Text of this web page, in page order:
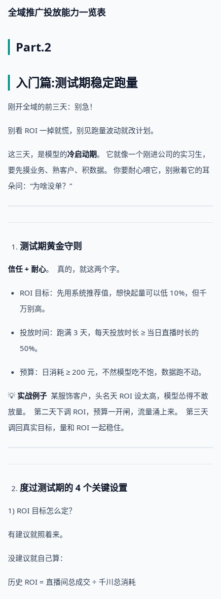
全域推广投放能力一览表
Part.2
入门篇:测试期稳定跑量
刚开全域的前三天：别急！
别看 ROI 一掉就慌，别见跑量波动就改计划。
这三天，是模型的冷启动期。 它就像一个刚进公司的实习生，
要先摸业务、熟客户、积数据。 你要耐心喂它，别揪着它的耳
朵问：“为啥没单？”
测试期黄金守则
信任 + 耐心。 真的，就这两个字。
ROI 目标：先用系统推荐值，想快起量可以低 10%，但千
万别高。
投放时间：跑满 3 天，每天投放时长 ≥ 当日直播时长的
50%。
预算：日消耗 ≥ 200 元，不然模型吃不饱，数据跑不动。
💡 实战例子 某服饰客户，头名天 ROI 设太高，模型怂得不敢
放量。 第二天下调 ROI，预算一开闸，流量涌上来。 第三天
调回真实目标，量和 ROI 一起稳住。
度过测试期的 4 个关键设置
1) ROI 目标怎么定？
有建议就照着来。
没建议就自己算：
历史 ROI = 直播间总成交 ÷ 千川总消耗